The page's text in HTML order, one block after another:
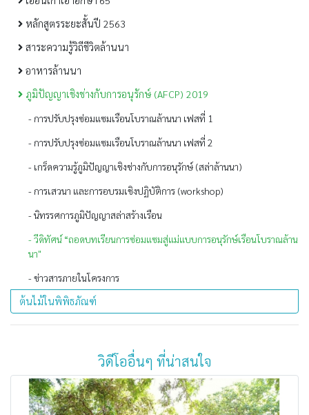
หลักสูตรระยะสั้นปี 2563
สาระความรู้วิถีชีวิตล้านนา
อาหารล้านนา
ภูมิปัญญาเชิงช่างกับการอนุรักษ์ (AFCP) 2019
- การปรับปรุงซ่อมแซมเรือนโบราณล้านนา เฟสที่ 1
- การปรับปรุงซ่อมแซมเรือนโบราณล้านนา เฟสที่ 2
- เกร็ดความรู้ภูมิปัญญาเชิงช่างกับการอนุรักษ์ (สล่าล้านนา)
- การเสวนา และการอบรมเชิงปฏิบัติการ (workshop)
- นิทรรศการภูมิปัญญาสล่าสร้างเรือน
- วีดิทัศน์ “ถอดบทเรียนการซ่อมแซมสู่แม่แบบการอนุรักษ์เรือนโบราณล้าน
นา"
- ข่าวสารภายในโครงการ
ต้นไม้ในพิพิธภัณฑ์
วิดีโออื่นๆ ที่น่าสนใจ